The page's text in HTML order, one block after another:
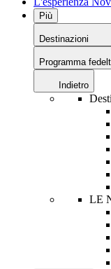
Più
Destinazioni
Programma
Indietro
LE